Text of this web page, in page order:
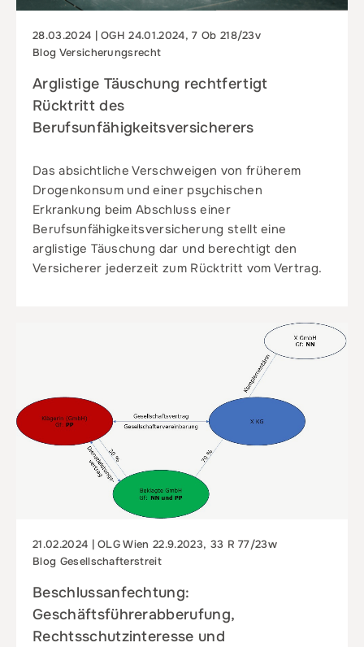
28.03.2024 | OGH 24.01.2024, 7 Ob 218/23v
Blog Versicherungsrecht
Arglistige Täuschung rechtfertigt
Rücktritt des
Berufsunfähigkeitsversicherers
Das absichtliche Verschweigen von früherem
Drogenkonsum und einer psychischen
Erkrankung beim Abschluss einer
Berufsunfähigkeitsversicherung stellt eine
arglistige Täuschung dar und berechtigt den
Versicherer jederzeit zum Rücktritt vom Vertrag.
21.02.2024 | OLG Wien 22.9.2023, 33 R 77/23w
Blog Gesellschafterstreit
Beschlussanfechtung:
Geschäftsführerabberufung,
Rechtsschutzinteresse und